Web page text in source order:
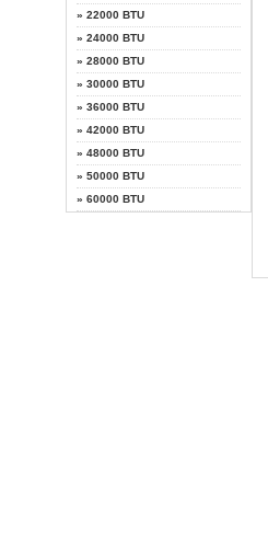
» 22000 BTU
» 24000 BTU
» 28000 BTU
» 30000 BTU
» 36000 BTU
» 42000 BTU
» 48000 BTU
» 50000 BTU
» 60000 BTU